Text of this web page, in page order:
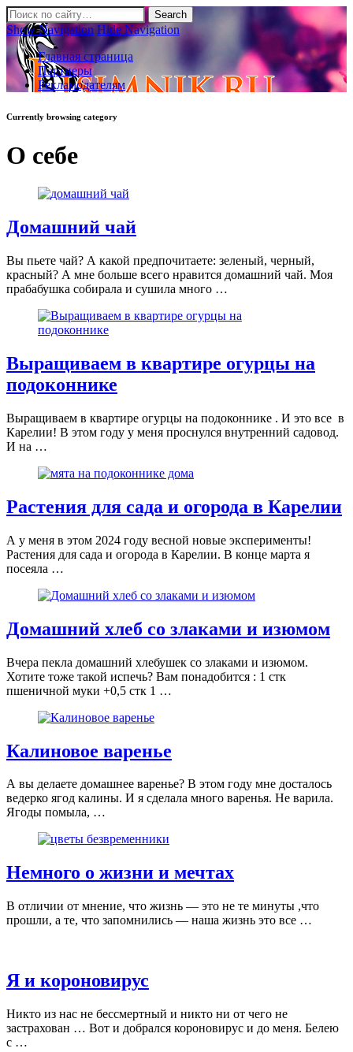
Show Navigation Hide Navigation
Главная страница
Партнеры
Рекламодателям
Currently browsing category
О себе
Домашний чай
Вы пьете чай? А какой предпочитаете: зеленый, черный,
красный? А мне больше всего нравится домашний чай. Моя
прабабушка собирала и сушила много …
Выращиваем в квартире огурцы на
подоконнике
Выращиваем в квартире огурцы на подоконнике . И это все в
Карелии! В этом году у меня проснулся внутренний садовод.
И на …
Растения для сада и огорода в Карелии
А у меня в этом 2024 году весной новые эксперименты!
Растения для сада и огорода в Карелии. В конце марта я
посеяла …
Домашний хлеб со злаками и изюмом
Вчера пекла домашний хлебушек со злаками и изюмом.
Хотите тоже такой испечь? Вам понадобится : 1 стк
пшеничной муки +0,5 стк 1 …
Калиновое варенье
А вы делаете домашнее варенье? В этом году мне досталось
ведерко ягод калины. И я сделала много варенья. Не варила.
Ягоды помыла, …
Немного о жизни и мечтах
В отличии от мнение, что жизнь — это не те минуты ,что
прошли, а те, что запомнились — наша жизнь это все …
Я и короновирус
Никто из нас не бессмертный и никто ни от чего не
застрахован … Вот и добрался короновирус и до меня. Белею
с …